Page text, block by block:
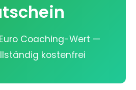
Coaching-Wert —
kostenfrei